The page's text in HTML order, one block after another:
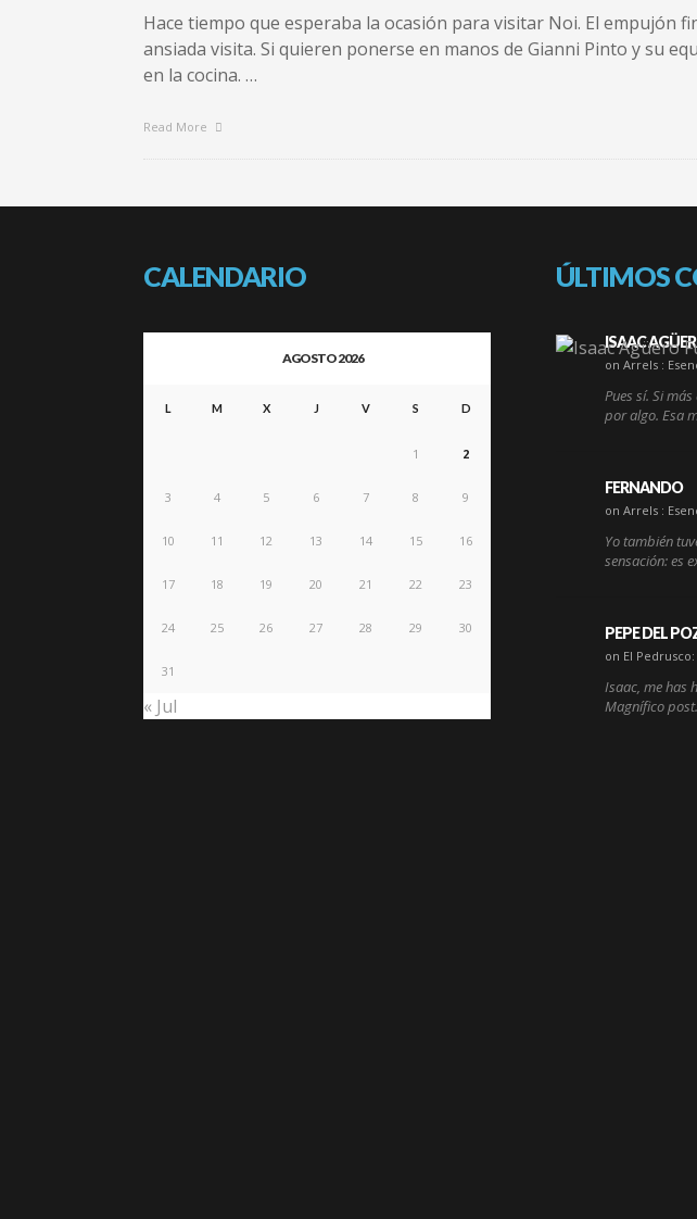
Hace tiempo que esperaba la ocasión para visitar Noi. El empujón
ansiada visita. Si quieren ponerse en manos de Gianni Pinto y su
en la cocina. …
Read More
CALENDARIO
AGOSTO 2026
L M X J V S D
1 2
3 4 5 6 7 8 9
10 11 12 13 14 15 16
17 18 19 20 21 22 23
24 25 26 27 28 29 30
31
« Jul
ÚLTIMOS
ISAAC
on Arrels :
Pues sí. Si
por algo. Esa
FERNANDO
on Arrels :
Yo también
sensación: es
PEPE DEL
on El
Isaac, me has
Magnífico